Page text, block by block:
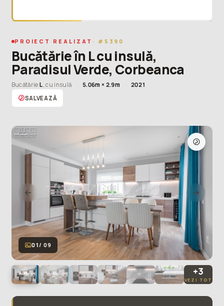
bucătărie
acum
poate
fi
alegerea
mai
eficientă
pe
termen
PROIECT REALIZAT · #5390
Bucătărie în L cu insulă,
Paradisul Verde, Corbeanca
BucătărieL , cu insulă 5.06m × 2.9m
2021
SALVEAZĂ
01 / 09
+3
VEZI TOT